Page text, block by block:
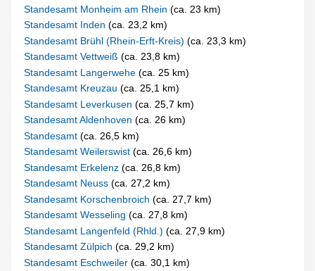
Standesamt Monheim am Rhein(ca. 23 km)
Standesamt Inden(ca. 23,2 km)
Standesamt Brühl (Rhein-Erft-Kreis)(ca. 23,3 km)
Standesamt Vettweiß(ca. 23,8 km)
Standesamt Langerwehe(ca. 25 km)
Standesamt Kreuzau(ca. 25,1 km)
Standesamt Leverkusen(ca. 25,7 km)
Standesamt Aldenhoven(ca. 26 km)
Standesamt(ca. 26,5 km)
Standesamt Weilerswist(ca. 26,6 km)
Standesamt Erkelenz(ca. 26,8 km)
Standesamt Neuss(ca. 27,2 km)
Standesamt Korschenbroich(ca. 27,7 km)
Standesamt Wesseling(ca. 27,8 km)
Standesamt Langenfeld (Rhld.)(ca. 27,9 km)
Standesamt Zülpich(ca. 29,2 km)
Standesamt Eschweiler(ca. 30,1 km)